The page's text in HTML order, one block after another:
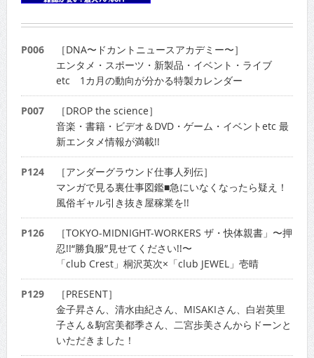
P006
［DNA〜ドカントニュースアカデミー〜］
エンタメ・スポーツ・新製品・イベント・ライブ
etc 1カ月の動向が分かる特製カレンダー
P007
［DROP the science］
音楽・書籍・ビデオ＆DVD・ゲーム・イベントetc 最
新エンタメ情報が満載!!
P124
［アンダーグラウンド仕事人列伝］
マンガで見る裏仕事図鑑■急にいなくなったら疑え！
風俗ギャル引き抜き屋稼業を!!
P126
［TOKYO-MIDNIGHT-WORKERS ザ・快体親書」〜押
忍!!“勝負服”見せてください!!〜
「club Crest」桐沢英次×「club JEWEL」壱晴
P129
［PRESENT］
金子昇さん、清水由紀さん、MISAKIさん、白岩英里
子さん＆駒宮美都季さん、二宮歩美さんからドーンと
いただきました！